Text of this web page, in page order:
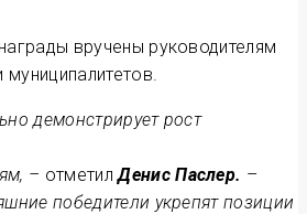
вручены руководителям
демонстрирует рост
– отметил Денис Паслер. –
победители укрепят позиции